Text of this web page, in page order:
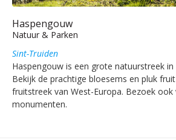
Haspengouw
Natuur & Parken
Sint-Truiden
Haspengouw is een grote natuurstreek in
Bekijk de prachtige bloesems en pluk
fruitstreek van West-Europa. Bezoek ook
monumenten.